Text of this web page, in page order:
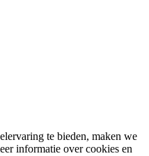
te bieden, maken we
informatie over cookies en